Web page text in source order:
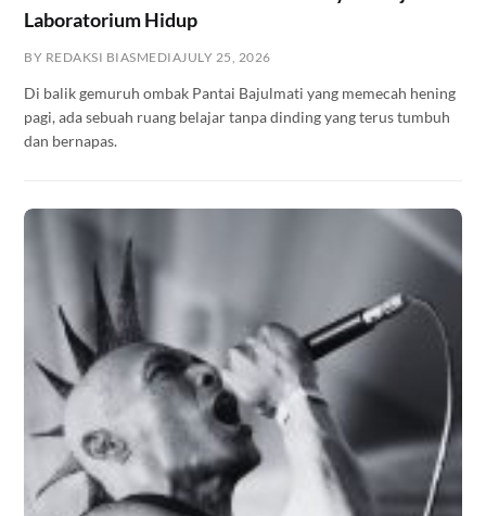
Laboratorium Hidup
BY REDAKSI BIASMEDIAJULY 25, 2026
Di balik gemuruh ombak Pantai Bajulmati yang memecah hening
pagi, ada sebuah ruang belajar tanpa dinding yang terus tumbuh
dan bernapas.